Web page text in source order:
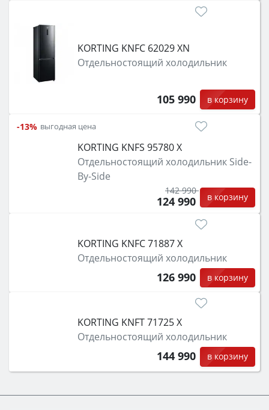
KORTING KNFC 62029 XN
Отдельностоящий холодильник
105 990 в корзину
-13% выгодная цена
KORTING KNFS 95780 X
Отдельностоящий холодильник Side-
By-Side
142 990
124 990 в корзину
KORTING KNFC 71887 X
Отдельностоящий холодильник
126 990 в корзину
KORTING KNFT 71725 X
Отдельностоящий холодильник
144 990 в корзину